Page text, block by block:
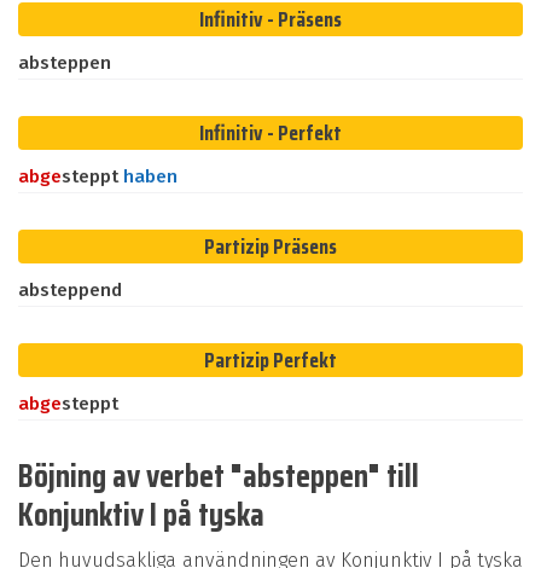
Infinitiv - Präsens
absteppen
Infinitiv - Perfekt
abgesteppt haben
Partizip Präsens
absteppend
Partizip Perfekt
abgesteppt
Böjning av verbet "absteppen" till
Konjunktiv I på tyska
Den huvudsakliga användningen av Konjunktiv I på tyska